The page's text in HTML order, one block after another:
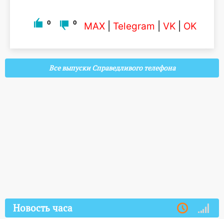
0 0 MAX Telegram VK OK
Все выпуски Справедливого телефона
Новость часа